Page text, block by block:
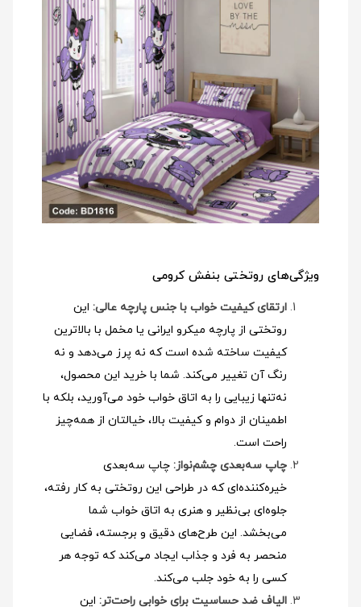
ویژگی‌های روتختی بنفش کرومی
ارتقای کیفیت خواب با جنس پارچه عالی: این
روتختی از پارچه میکرو ایرانی یا مخمل با بالاترین
کیفیت ساخته شده است که نه پرز می‌دهد و نه
رنگ آن تغییر می‌کند. شما با خرید این محصول،
نه‌تنها زیبایی را به اتاق خواب خود می‌آورید، بلکه با
اطمینان از دوام و کیفیت بالا، خیالتان از همه‌چیز
راحت است.
چاپ سه‌بعدی چشم‌نواز: چاپ سه‌بعدی
خیره‌کننده‌ای که در طراحی این روتختی به کار رفته،
جلوه‌ای بی‌نظیر و هنری به اتاق خواب شما
می‌بخشد. این طرح‌های دقیق و برجسته، فضایی
منحصر به فرد و جذاب ایجاد می‌کند که توجه هر
کسی را به خود جلب می‌کند.
الیاف ضد حساسیت برای خوابی راحت‌تر: این